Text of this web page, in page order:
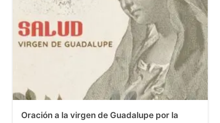
Oración a la virgen de Guadalupe por la